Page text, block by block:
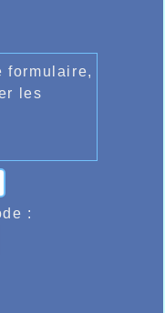
formulaire,
les
: